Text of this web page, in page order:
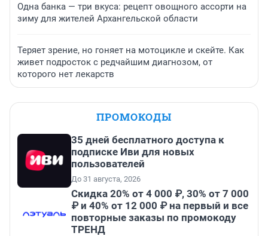
Одна банка — три вкуса: рецепт овощного ассорти на
зиму для жителей Архангельской области
Теряет зрение, но гоняет на мотоцикле и скейте. Как
живет подросток с редчайшим диагнозом, от
которого нет лекарств
ПРОМОКОДЫ
35 дней бесплатного доступа к
подписке Иви для новых
пользователей
До 31 августа, 2026
Скидка 20% от 4 000 ₽, 30% от 7 000
₽ и 40% от 12 000 ₽ на первый и все
повторные заказы по промокоду
ТРЕНД